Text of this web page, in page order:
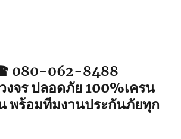
080-062-8488
งจร ปลอดภัย 100%เครน
พร้อมทีมงานประกันภัยทุก